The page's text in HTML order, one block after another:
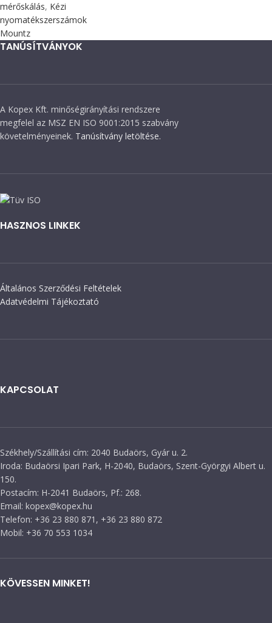
mérőskálás, Kézi
nyomatékszerszámok
Mountz
TANÚSÍTVÁNYOK
A Kopex Kft. minőségirányítási rendszere
megfelel az MSZ EN ISO 9001:2015 szabvány
követelményeinek. Tanúsítvány letöltése.
HASZNOS LINKEK
Általános Szerződési Feltételek
Adatvédelmi Tájékoztató
KAPCSOLAT
Székhely/Szállítási cím: 2040 Budaörs, Gyár u. 2.
Iroda: Budaörsi Ipari Park, H-2040, Budaörs, Szent-Györgyi Albert u.
150.
Postacím: H-2041 Budaörs, Pf.: 268.
Email: kopex@kopex.hu
Telefon: +36 23 880 871, +36 23 880 872
Mobil: +36 70 553 1034
KÖVESSEN MINKET!